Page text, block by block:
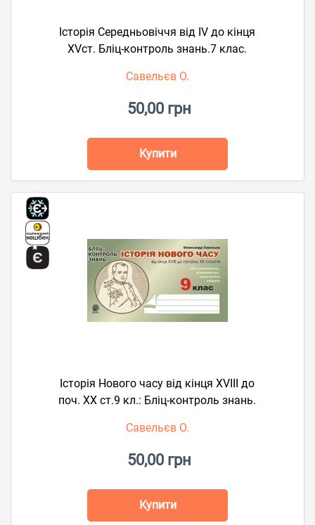
Історія Середньовіччя від IV до кінця
XVст. Бліц-контроль знань.7 клас.
Савельєв О.
50,00 грн
Купити
Історія Нового часу від кінця XVIII до
поч. XX ст.9 кл.: Бліц-контроль знань.
Савельєв О.
50,00 грн
Купити